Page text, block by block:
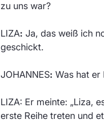
zu uns war?
LIZA: Ja, das weiß ich
geschickt.
JOHANNES: Was hat er
LIZA: Er meinte: „Liza,
erste Reihe treten und